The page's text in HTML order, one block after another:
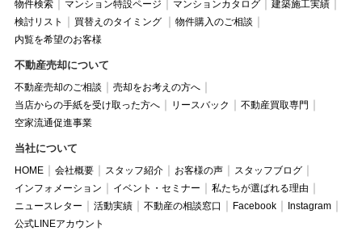
物件検索 マンション特設ページ マンションカタログ
建築施工実績
検討リスト
買替えのタイミング
物件購入のご相談
内覧を希望のお客様
不動産売却について
不動産売却のご相談
売却をお考えの方へ
当店からの手紙を受け取った方へ
リースバック
不動産買取専門
空家流通促進事業
当社について
HOME 会社概要 スタッフ紹介 お客様の声
スタッフブログ
インフォメーション
イベント・セミナー
私たちが選ばれる理由
ニュースレター
活動実績 不動産の相談窓口 Facebook
Instagram
公式LINEアカウント